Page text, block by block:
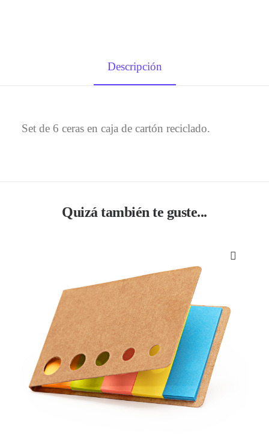
Descripción
Set de 6 ceras en caja de cartón reciclado.
Quizá también te guste...